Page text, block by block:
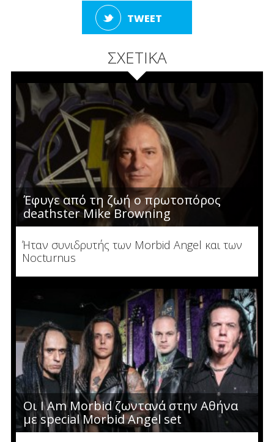
TWEET
ΣΧΕΤΙΚΑ
Έφυγε από τη ζωή ο πρωτοπόρος
deathster Mike Browning
Ήταν συνιδρυτής των Morbid Angel και των
Nocturnus
Οι I Am Morbid ζωντανά στην Αθήνα
με special Morbid Angel set